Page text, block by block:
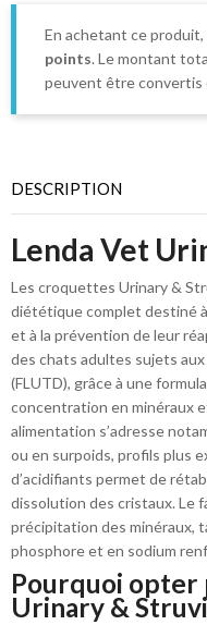
En achetant ce produit,
points. Le montant
peuvent être convertis
DESCRIPTION
Lenda Vet
Les croquettes Urinary &
diététique complet destiné
et à la prévention de leur
des chats adultes sujets
(FLUTD), grâce à une
concentration en minéraux
alimentation s’adresse
ou en surpoids, profils plus
d’acidifiants permet de
dissolution des cristaux. Le
précipitation des minéraux,
phosphore et en sodium
Pourquoi opter
Urinary &